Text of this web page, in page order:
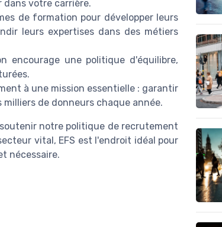
dans votre carrière.
de formation pour développer leurs
leurs expertises dans des métiers
encourage une politique d'équilibre,
à une mission essentielle : garantir
de donneurs chaque année.
notre politique de recrutement
vital, EFS est l'endroit idéal pour
nécessaire.